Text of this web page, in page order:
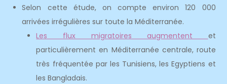
Selon cette étude, on compte environ 120 000
arrivées irrégulières sur toute la Méditerranée.
Les flux migratoires augmentent et
particulièrement en Méditerranée centrale, route
très fréquentée par les Tunisiens, les Egyptiens et
les Bangladais.